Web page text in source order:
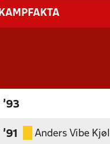
KAMPFAKTA
'93
'91 Anders Vibe